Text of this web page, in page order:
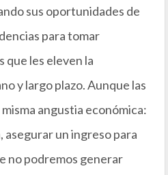
sus oportunidades de
para tomar
que les eleven la
y largo plazo. Aunque las
angustia económica:
asegurar un ingreso para
no podremos generar